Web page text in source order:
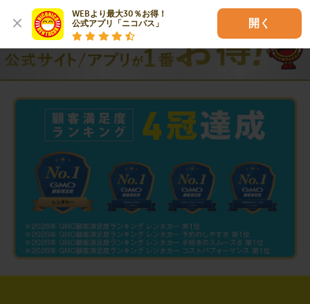
WEBより最大30％お得！
公式アプリ「ニコパス」
開く